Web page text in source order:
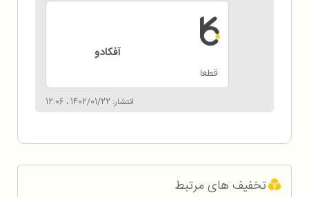
انتشار: 1402/01/22 ، 12:06
آفکادو
قطعا
تخفیف های مرتبط